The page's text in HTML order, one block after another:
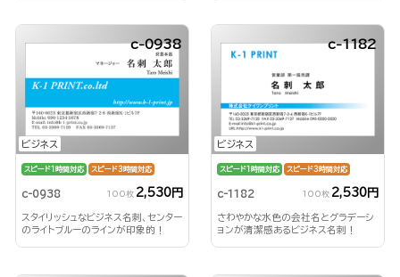
ビジネス
c-0938
スピード1時間対応 スピード3時間対応
c-0938 100枚 2,530円
スタイリッシュなビジネス名刺、センター
のライトブルーのラインが印象的！
ビジネス
c-1182
スピード1時間対応 スピード3時間対応
c-1182 100枚 2,530円
さわやかな水色の会社名とグラデーシ
ョンが清潔感あるビジネス名刺！